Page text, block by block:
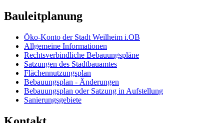
Bauleitplanung
Öko-Konto der Stadt Weilheim i.OB
Allgemeine Informationen
Rechtsverbindliche Bebauungspläne
Satzungen des Stadtbauamtes
Flächennutzungsplan
Bebauungsplan - Änderungen
Bebauungsplan oder Satzung in Aufstellung
Sanierungsgebiete